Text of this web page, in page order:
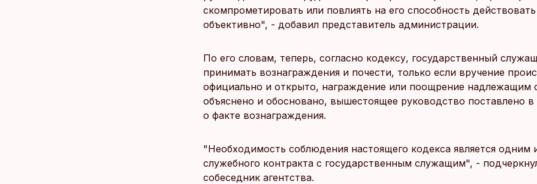
скомпрометировать или повлиять на его способность действовать
объективно", - добавил представитель администрации.
По его словам, теперь, согласно кодексу, государственный
принимать вознаграждения и почести, только если вручение
официально и открыто, награждение или поощрение надлежащим
объяснено и обосновано, вышестоящее руководство поставлено в
о факте вознаграждения.
"Необходимость соблюдения настоящего кодекса является одним
служебного контракта с государственным служащим", -
собеседник агентства.